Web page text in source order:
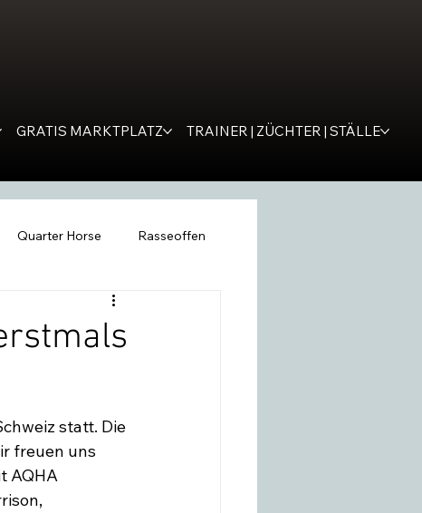
GRATIS MARKTPLATZ TRAINER | ZÜCHTER | STÄLLE
Quarter Horse Rasseoffen
WESTERNER
statt. Die
freuen uns
AQHA